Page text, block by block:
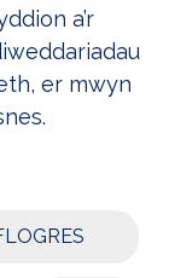
a’r
er mwyn